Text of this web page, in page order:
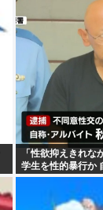
「性欲抑えきれな
学生を性的暴行か